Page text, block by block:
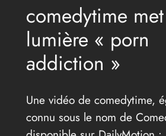
comedytime
lumière « porn
addiction »
Une vidéo de comedytime,
connu sous le nom de